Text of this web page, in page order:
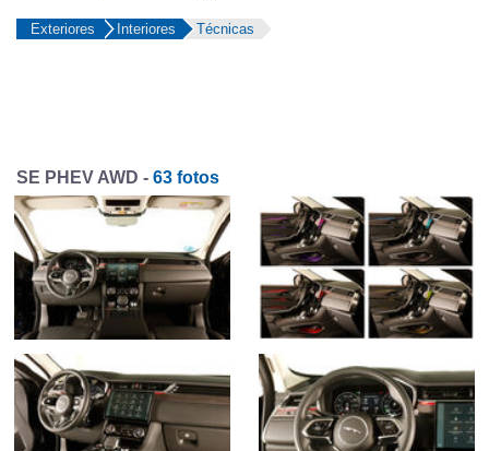
Exteriores Interiores Técnicas
SE PHEV AWD - 63 fotos